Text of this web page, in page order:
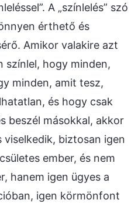
A „színlelés” szó
érthető és
Amikor valakire azt
színlel, hogy minden,
minden, amit tesz,
és hogy csak
beszél másokkal, akkor
viselkedik, biztosan igen
ember, és nem
hanem igen ügyes a
igen körmönfont